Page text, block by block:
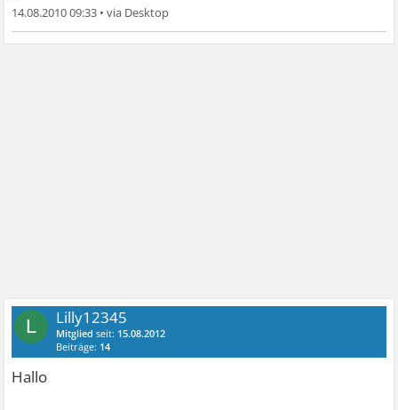
14.08.2010 09:33 •
L Lilly12345
Mitglied seit: 15.08.2012
Beiträge: 14
Hallo